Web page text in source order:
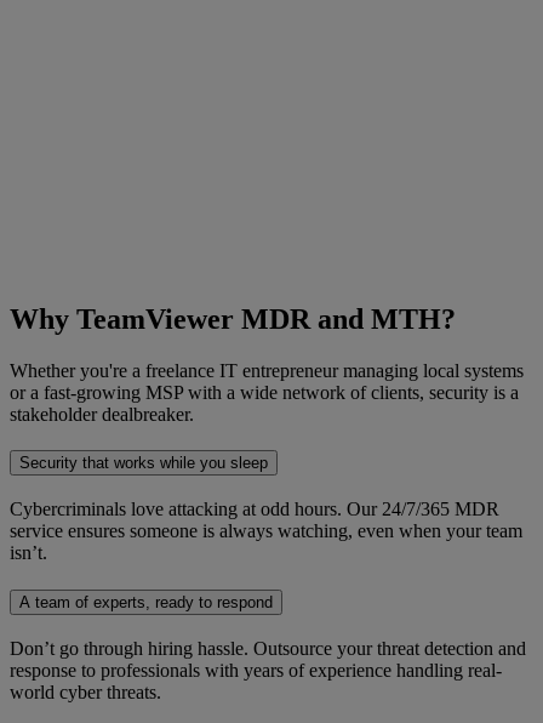
Why TeamViewer MDR and MTH?
Whether you're a freelance IT entrepreneur managing local systems
or a fast-growing MSP with a wide network of clients, security is a
stakeholder dealbreaker.
Security that works while you sleep
Cybercriminals love attacking at odd hours. Our 24/7/365 MDR
service ensures someone is always watching, even when your team
isn’t.
A team of experts, ready to respond
Don’t go through hiring hassle. Outsource your threat detection and
response to professionals with years of experience handling real-
world cyber threats.